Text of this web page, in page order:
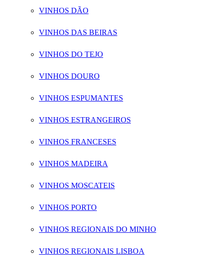
VINHOS DÃO
VINHOS DAS BEIRAS
VINHOS DO TEJO
VINHOS DOURO
VINHOS ESPUMANTES
VINHOS ESTRANGEIROS
VINHOS FRANCESES
VINHOS MADEIRA
VINHOS MOSCATEIS
VINHOS PORTO
VINHOS REGIONAIS DO MINHO
VINHOS REGIONAIS LISBOA